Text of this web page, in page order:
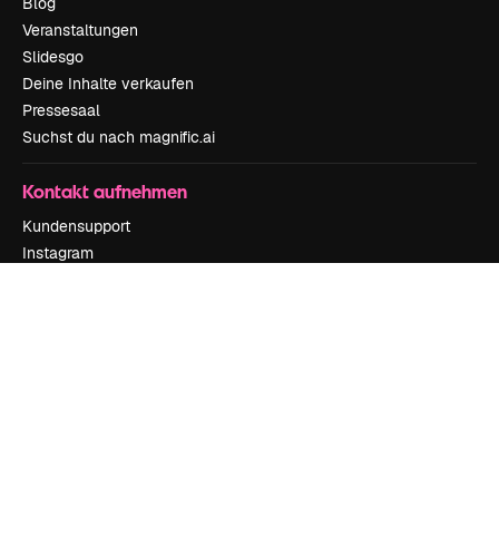
Veranstaltungen
Slidesgo
Deine Inhalte verkaufen
Pressesaal
Suchst du nach magnific.ai
Kontakt aufnehmen
Kundensupport
Instagram